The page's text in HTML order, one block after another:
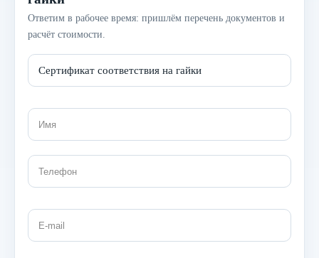
Ответим в рабочее время: пришлём перечень документов и
расчёт стоимости.